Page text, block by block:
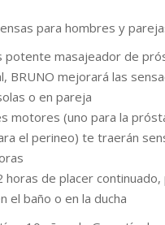
para hombres y
potente masajeador de
BRUNO mejorará las
o en pareja
motores (uno para la
el perineo) te traerán
horas de placer continuado,
el baño o en la ducha